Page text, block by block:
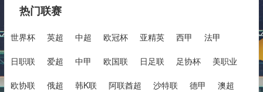
热门联赛
世界杯 英超 中超 欧冠杯 亚精英 西甲 法甲
日职联 爱超 中甲 欧国联 日足联 足协杯 美职业
欧协联 俄超 韩K联 阿联酋超 沙特联 德甲 澳超